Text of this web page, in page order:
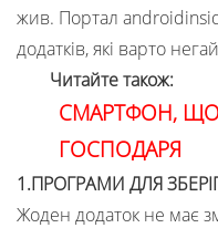
жив. Портал
додатків, які варто
Читайте також:
СМАРТФОН, ЩО
ГОСПОДАРЯ
1.ПРОГРАМИ ДЛЯ
Жоден додаток не має